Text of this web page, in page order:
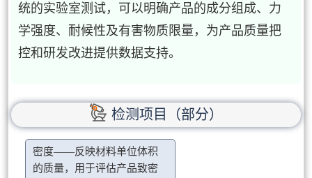
统的实验室测试，可以明确产品的成分组成、力
学强度、耐候性及有害物质限量，为产品质量把
控和研发改进提供数据支持。
检测项目（部分）
密度——反映材料单位体积
的质量，用于评估产品致密